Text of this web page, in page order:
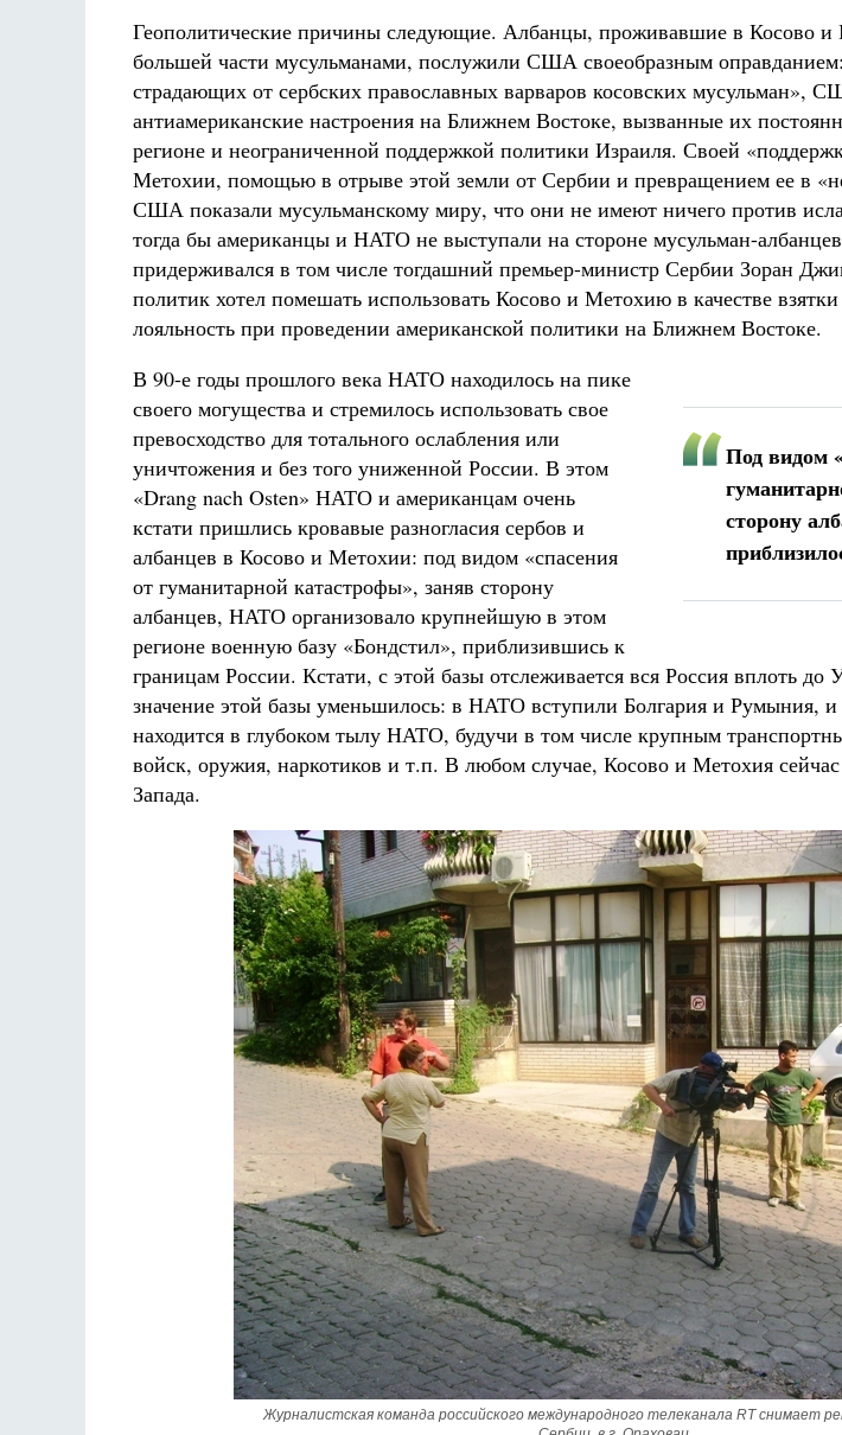
Геополитические причины следующие. Албанцы, проживавшие в Косово и
большей части мусульманами, послужили США своеобразным оправданием:
страдающих от сербских православных варваров косовских мусульман»,
антиамериканские настроения на Ближнем Востоке, вызванные их
регионе и неограниченной поддержкой политики Израиля. Своей
Метохии, помощью в отрыве этой земли от Сербии и превращением ее в
США показали мусульманскому миру, что они не имеют ничего против
тогда бы американцы и НАТО не выступали на стороне мусульман-
придерживался в том числе тогдашний премьер-министр Сербии Зоран
политик хотел помешать использовать Косово и Метохию в качестве
лояльность при проведении американской политики на Ближнем Востоке.
Под видом
сторону
В 90-е годы прошлого века НАТО находилось на пике
своего могущества и стремилось использовать свое
превосходство для тотального ослабления или
уничтожения и без того униженной России. В этом
«Drang nach Osten» НАТО и американцам очень
кстати пришлись кровавые разногласия сербов и
албанцев в Косово и Метохии: под видом «спасения
от гуманитарной катастрофы», заняв сторону
албанцев, НАТО организовало крупнейшую в этом
регионе военную базу «Бондстил», приблизившись к
границам России. Кстати, с этой базы отслеживается вся Россия вплоть до
значение этой базы уменьшилось: в НАТО вступили Болгария и Румыния, и
находится в глубоком тылу НАТО, будучи в том числе крупным
войск, оружия, наркотиков и т.п. В любом случае, Косово и Метохия
Запада.
Журналистская команда российского международного телеканала RT снимает